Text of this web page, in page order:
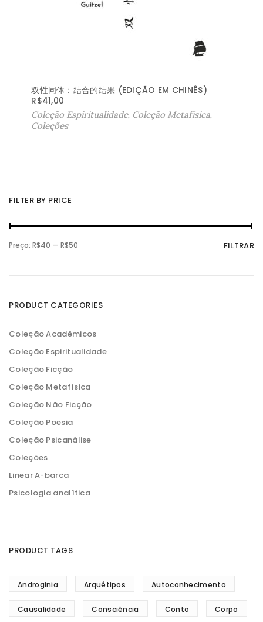
双性同体：结合的结果 (EDIÇÃO EM CHINÊS)
R$41,00
Coleção Espiritualidade, Coleção Metafísica,
Coleções
FILTER BY PRICE
P
r
o
n
i
P
r
o
x
i
FILTRAR
Preço: R$40 — R$50
PRODUCT CATEGORIES
Coleção Acadêmicos
Coleção Espiritualidade
Coleção Ficção
Coleção Metafísica
Coleção Não Ficção
Coleção Poesia
Coleção Psicanálise
Coleções
Linear A-barca
Psicologia analítica
PRODUCT TAGS
Androginia Arquétipos Autoconhecimento
Causalidade Consciência Conto Corpo